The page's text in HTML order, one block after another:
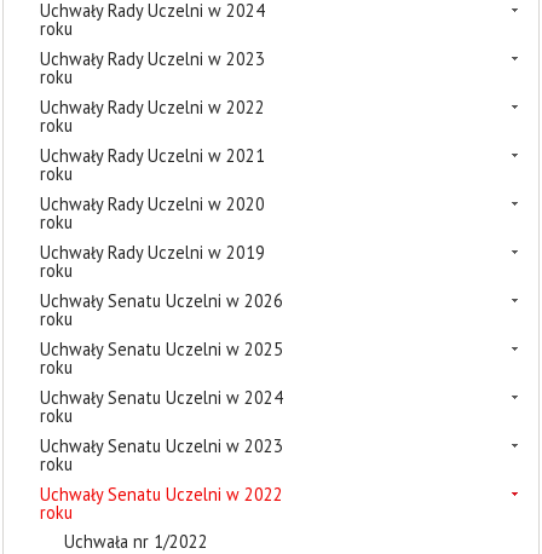
Uchwały Rady Uczelni w 2024
roku
Uchwały Rady Uczelni w 2023
roku
Uchwały Rady Uczelni w 2022
roku
Uchwały Rady Uczelni w 2021
roku
Uchwały Rady Uczelni w 2020
roku
Uchwały Rady Uczelni w 2019
roku
Uchwały Senatu Uczelni w 2026
roku
Uchwały Senatu Uczelni w 2025
roku
Uchwały Senatu Uczelni w 2024
roku
Uchwały Senatu Uczelni w 2023
roku
Uchwały Senatu Uczelni w 2022
roku
Uchwała nr 1/2022